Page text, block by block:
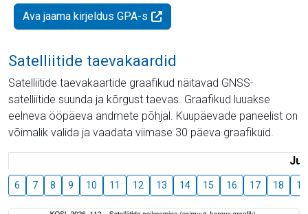
Ava jaama kirjeldus GPA-s
Satelliitide taevakaardid
Satelliitide taevakaartide graafikud näitavad GNSS-
satelliitide suunda ja kõrgust taevas. Graafikud luuakse
eelneva ööpäeva andmete põhjal. Kuupäevade paneelist on
võimalik valida ja vaadata viimase 30 päeva graafikuid.
6 7 8 9 10 11 12 13 14 15 16 17 18 19